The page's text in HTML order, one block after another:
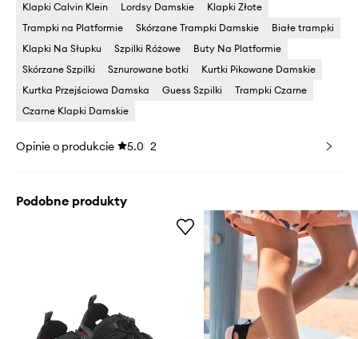
Klapki Calvin Klein Lordsy Damskie
Klapki Złote
Trampki na Platformie
Skórzane Trampki Damskie
Białe trampki
Klapki Na Słupku
Szpilki Różowe
Buty Na Platformie
Skórzane Szpilki
Sznurowane botki
Kurtki Pikowane Damskie
Kurtka Przejściowa Damska
Guess Szpilki
Trampki Czarne
Czarne Klapki Damskie
Opinie o produkcie 5.0 2
Podobne produkty